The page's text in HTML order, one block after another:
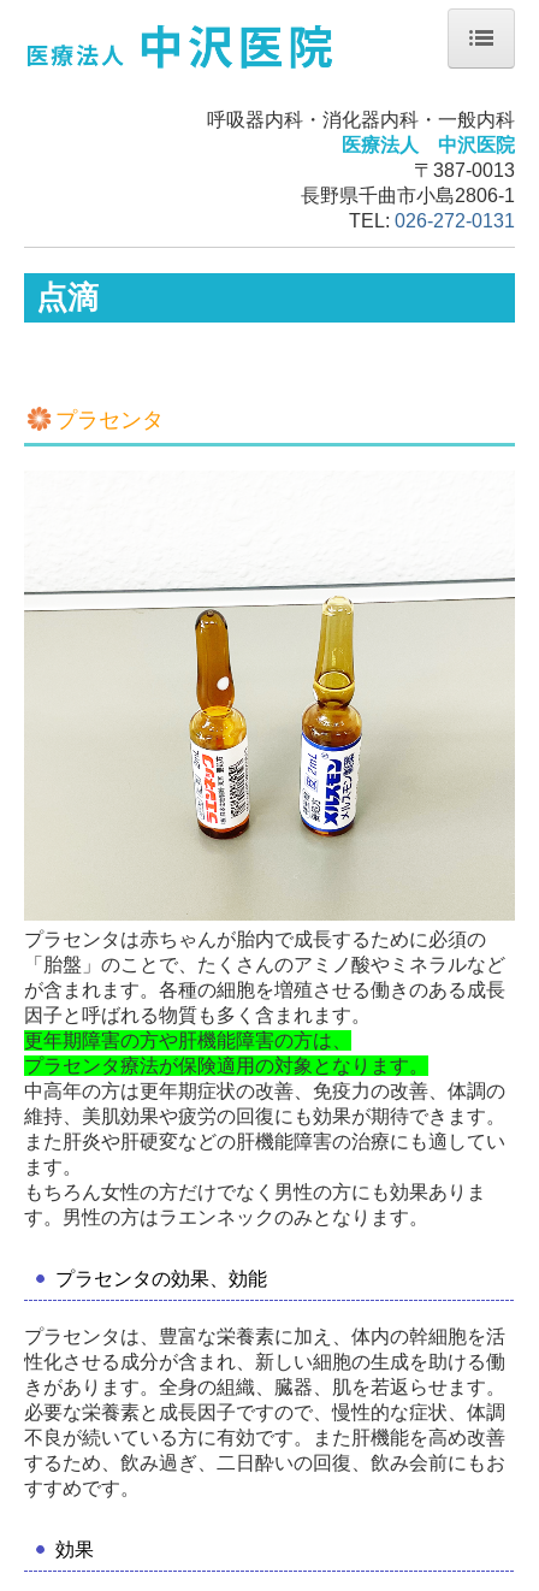
呼吸器内科・消化器内科・一般内科
医療法人 中沢医院
〒387-0013
長野県千曲市小島2806-1
TEL: 026-272-0131
点滴
プラセンタ
プラセンタは赤ちゃんが胎内で成長するために必須の
「胎盤」のことで、たくさんのアミノ酸やミネラルなど
が含まれます。各種の細胞を増殖させる働きのある成長
因子と呼ばれる物質も多く含まれます。
更年期障害の方や肝機能障害の方は、
プラセンタ療法が保険適用の対象となります。
中高年の方は更年期症状の改善、免疫力の改善、体調の
維持、美肌効果や疲労の回復にも効果が期待できます。
また肝炎や肝硬変などの肝機能障害の治療にも適してい
ます。
もちろん女性の方だけでなく男性の方にも効果ありま
す。男性の方はラエンネックのみとなります。
プラセンタの効果、効能
プラセンタは、豊富な栄養素に加え、体内の幹細胞を活
性化させる成分が含まれ、新しい細胞の生成を助ける働
きがあります。全身の組織、臓器、肌を若返らせます。
必要な栄養素と成長因子ですので、慢性的な症状、体調
不良が続いている方に有効です。また肝機能を高め改善
するため、飲み過ぎ、二日酔いの回復、飲み会前にもお
すすめです。
効果